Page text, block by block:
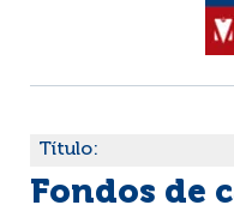
Título:
Fondos de